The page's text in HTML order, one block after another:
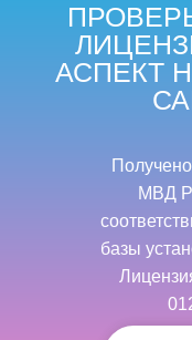
АСПЕКТ
МВД
базы